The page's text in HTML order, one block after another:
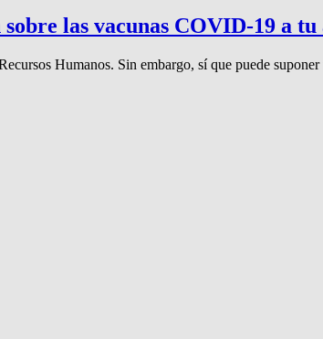
las vacunas COVID-19 a tu
Humanos. Sin embargo, sí que puede